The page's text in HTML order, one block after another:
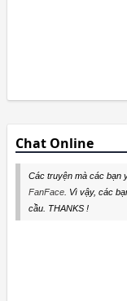
Chat Online
Các truyện mà các bạn
FanFace. Vì vậy, các
cầu. THANKS !